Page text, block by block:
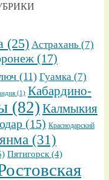
(25) Астрахань (7)
(17)
(11) Гуамка (7)
(1) Кабардино-
(82) Калмыкия
(15) Краснодарский
(31)
Пятигорск (4)